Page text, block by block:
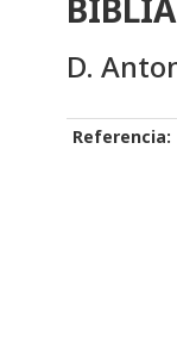
D.
Referencia: